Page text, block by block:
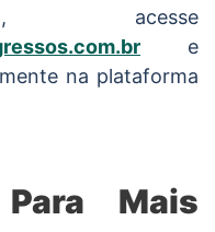
acesse
e
na plataforma
Mais